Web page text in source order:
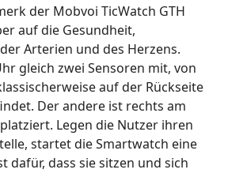
der Mobvoi TicWatch GTH
auf die Gesundheit,
Arterien und des Herzens.
gleich zwei Sensoren mit, von
auf der Rückseite
Der andere ist rechts am
Legen die Nutzer ihren
startet die Smartwatch eine
dafür, dass sie sitzen und sich